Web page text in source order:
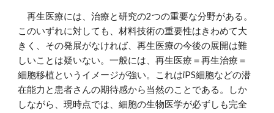
再生医療には、治療と研究の2つの重要な分野がある。
このいずれに対しても、材料技術の重要性はきわめて大
きく、その発展がなければ、再生医療の今後の展開は難
しいことは疑いない。一般には、再生医療＝再生治療＝
細胞移植というイメージが強い。これはiPS細胞などの潜
在能力と患者さんの期待感から当然のことである。しか
しながら、現時点では、細胞の生物医学が必ずしも完全